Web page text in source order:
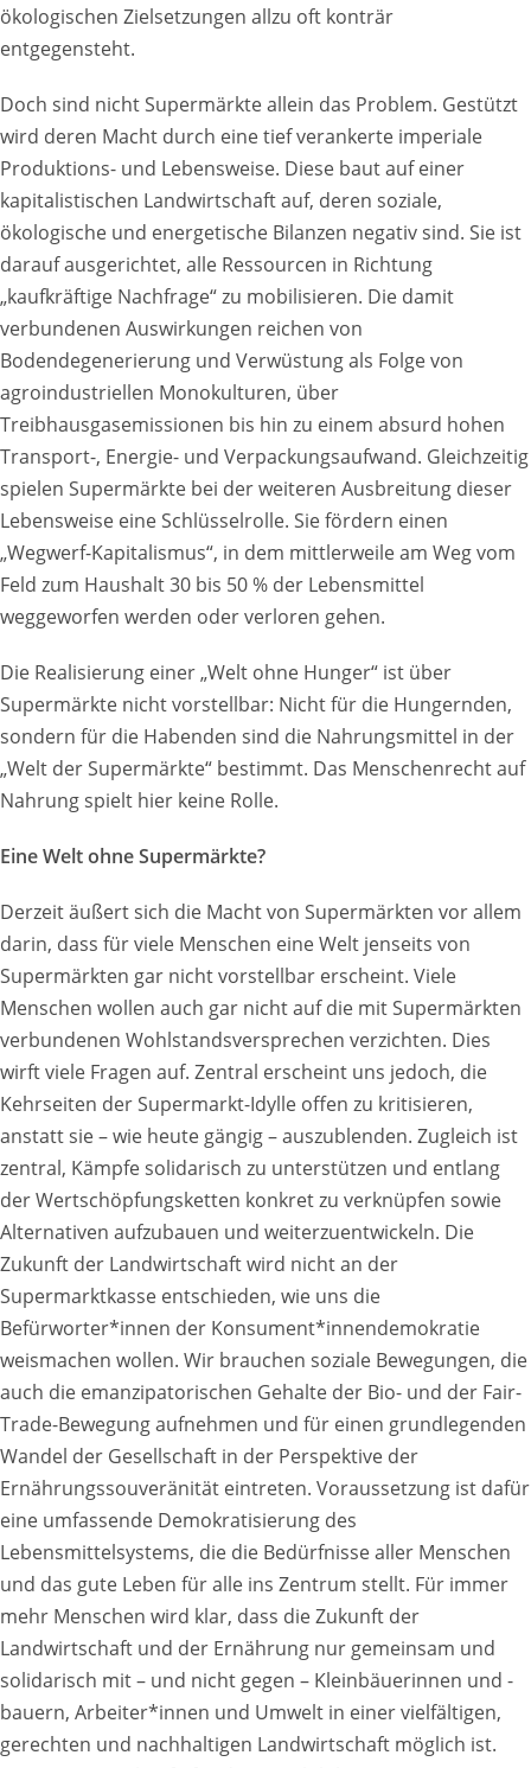
ökologischen Zielsetzungen allzu oft konträr
entgegensteht.
Doch sind nicht Supermärkte allein das Problem. Gestützt
wird deren Macht durch eine tief verankerte imperiale
Produktions- und Lebensweise. Diese baut auf einer
kapitalistischen Landwirtschaft auf, deren soziale,
ökologische und energetische Bilanzen negativ sind. Sie ist
darauf ausgerichtet, alle Ressourcen in Richtung
„kaufkräftige Nachfrage“ zu mobilisieren. Die damit
verbundenen Auswirkungen reichen von
Bodendegenerierung und Verwüstung als Folge von
agroindustriellen Monokulturen, über
Treibhausgasemissionen bis hin zu einem absurd hohen
Transport-, Energie- und Verpackungsaufwand. Gleichzeitig
spielen Supermärkte bei der weiteren Ausbreitung dieser
Lebensweise eine Schlüsselrolle. Sie fördern einen
„Wegwerf-Kapitalismus“, in dem mittlerweile am Weg vom
Feld zum Haushalt 30 bis 50 % der Lebensmittel
weggeworfen werden oder verloren gehen.
Die Realisierung einer „Welt ohne Hunger“ ist über
Supermärkte nicht vorstellbar: Nicht für die Hungernden,
sondern für die Habenden sind die Nahrungsmittel in der
„Welt der Supermärkte“ bestimmt. Das Menschenrecht auf
Nahrung spielt hier keine Rolle.
Eine Welt ohne Supermärkte?
Derzeit äußert sich die Macht von Supermärkten vor allem
darin, dass für viele Menschen eine Welt jenseits von
Supermärkten gar nicht vorstellbar erscheint. Viele
Menschen wollen auch gar nicht auf die mit Supermärkten
verbundenen Wohlstandsversprechen verzichten. Dies
wirft viele Fragen auf. Zentral erscheint uns jedoch, die
Kehrseiten der Supermarkt-Idylle offen zu kritisieren,
anstatt sie – wie heute gängig – auszublenden. Zugleich ist
zentral, Kämpfe solidarisch zu unterstützen und entlang
der Wertschöpfungsketten konkret zu verknüpfen sowie
Alternativen aufzubauen und weiterzuentwickeln. Die
Zukunft der Landwirtschaft wird nicht an der
Supermarktkasse entschieden, wie uns die
Befürworter*innen der Konsument*innendemokratie
weismachen wollen. Wir brauchen soziale Bewegungen, die
auch die emanzipatorischen Gehalte der Bio- und der Fair-
Trade-Bewegung aufnehmen und für einen grundlegenden
Wandel der Gesellschaft in der Perspektive der
Ernährungssouveränität eintreten. Voraussetzung ist dafür
eine umfassende Demokratisierung des
Lebensmittelsystems, die die Bedürfnisse aller Menschen
und das gute Leben für alle ins Zentrum stellt. Für immer
mehr Menschen wird klar, dass die Zukunft der
Landwirtschaft und der Ernährung nur gemeinsam und
solidarisch mit – und nicht gegen – Kleinbäuerinnen und -
bauern, Arbeiter*innen und Umwelt in einer vielfältigen,
gerechten und nachhaltigen Landwirtschaft möglich ist.